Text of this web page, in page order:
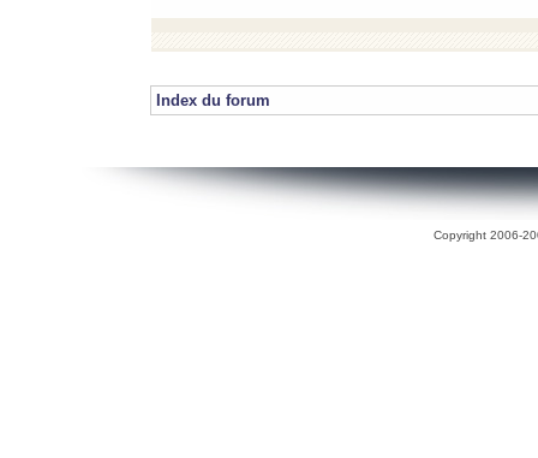
Index du forum
Copyright 2006-